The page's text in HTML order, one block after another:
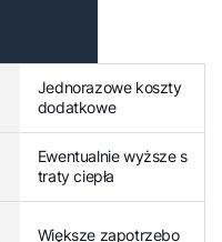
Jednorazowe koszty
dodatkowe
Ewentualnie wyższe s
traty ciepła
Większe zapotrzebo